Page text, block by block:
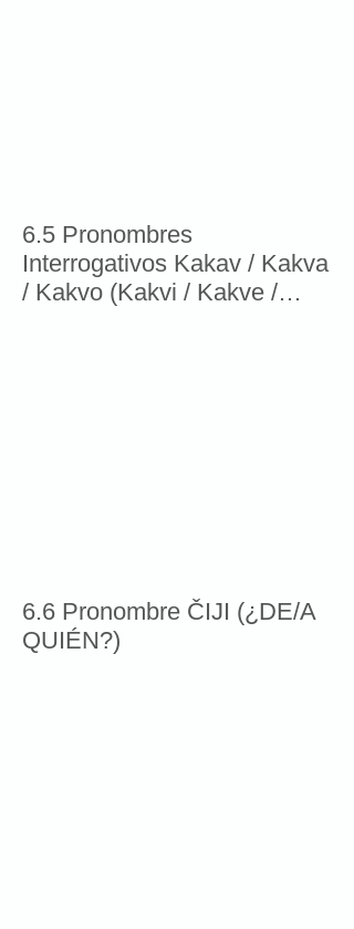
6.5 Pronombres
Interrogativos Kakav / Kakva
/ Kakvo (Kakvi / Kakve /
6.6 Pronombre ČIJI (¿DE/A
QUIÉN?)